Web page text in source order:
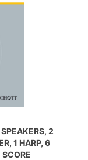
2
1 HARP, 6